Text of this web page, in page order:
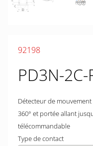
92198
PD3N-2C-
Détecteur de mouvement
360° et portée allant
télécommandable
Type de contact